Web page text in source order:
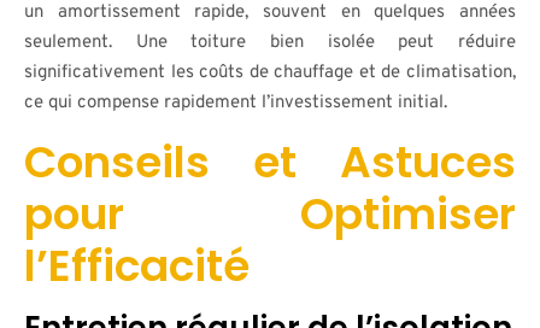
un amortissement rapide, souvent en quelques années
seulement. Une toiture bien isolée peut réduire
significativement les coûts de chauffage et de climatisation,
ce qui compense rapidement l’investissement initial.
Conseils et Astuces
pour Optimiser
l’Efficacité